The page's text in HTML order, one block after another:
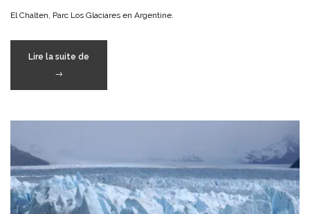
El Chalten, Parc Los Glaciares en Argentine.
Lire la suite de
→